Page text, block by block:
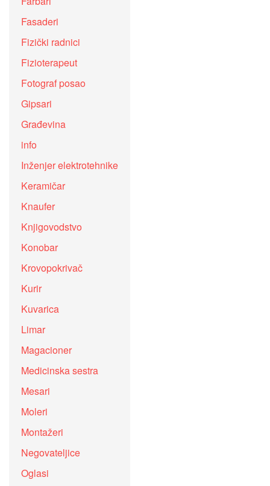
Fasaderi
Fizički radnici
Fizioterapeut
Fotograf posao
Gipsari
Građevina
info
Inženjer elektrotehnike
Keramičar
Knaufer
Knjigovodstvo
Konobar
Krovopokrivač
Kurir
Kuvarica
Limar
Magacioner
Medicinska sestra
Mesari
Moleri
Montažeri
Negovateljice
Oglasi